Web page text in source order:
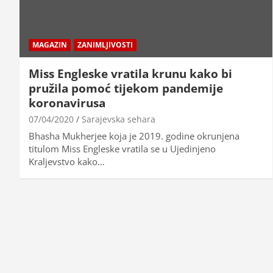
MAGAZIN ZANIMLJIVOSTI
Miss Engleske vratila krunu kako bi
pružila pomoć tijekom pandemije
koronavirusa
07/04/2020 Sarajevska sehara
Bhasha Mukherjee koja je 2019. godine okrunjena
titulom Miss Engleske vratila se u Ujedinjeno
Kraljevstvo kako…